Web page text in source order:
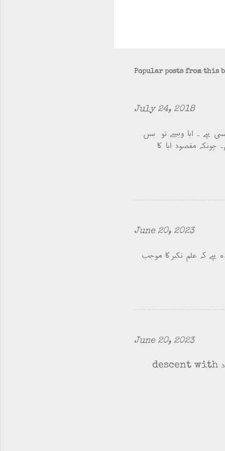
Popular posts from this
July 24, 2018
ہے ۔ ابا ویسے تو بس
مقصود ابا کا
June 20, 2023
ہے کہ علم تکبرکا موجب
June 20, 2023
پہلی بات تو یہ کہ ارتقاء evolution کا ترقی growth سے کوئی تعلق نہیں، چارلس ڈارون خود descent with